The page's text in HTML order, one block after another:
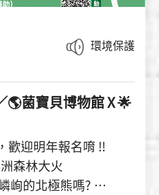
環境保護
菌寶貝博物館 X 🌟
歡迎明年報名唷 ‼️
森林大火
峋的北極熊嗎?